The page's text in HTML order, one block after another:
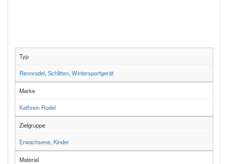
Typ
Rennrodel, Schlitten, Wintersportgerät
Marke
Kathrein Rodel
Zielgruppe
Erwachsene, Kinder
Material